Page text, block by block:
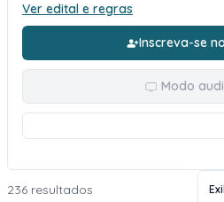
Ver edital e regras
Inscreva-se
Modo
236 resultados